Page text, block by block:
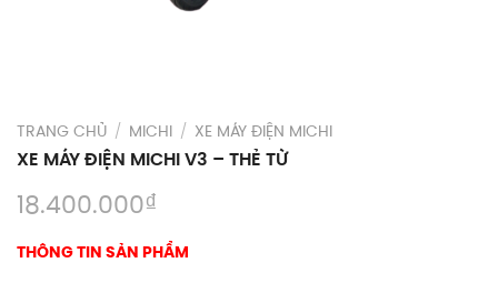
TRANG CHỦ / MICHI / XE MÁY ĐIỆN MICHI
XE MÁY ĐIỆN MICHI V3 – THẺ TỪ
18.400.000₫
THÔNG TIN SẢN PHẨM